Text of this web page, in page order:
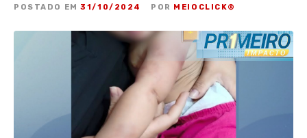
POSTADO EM 31/10/2024 POR MEIOCLICK®